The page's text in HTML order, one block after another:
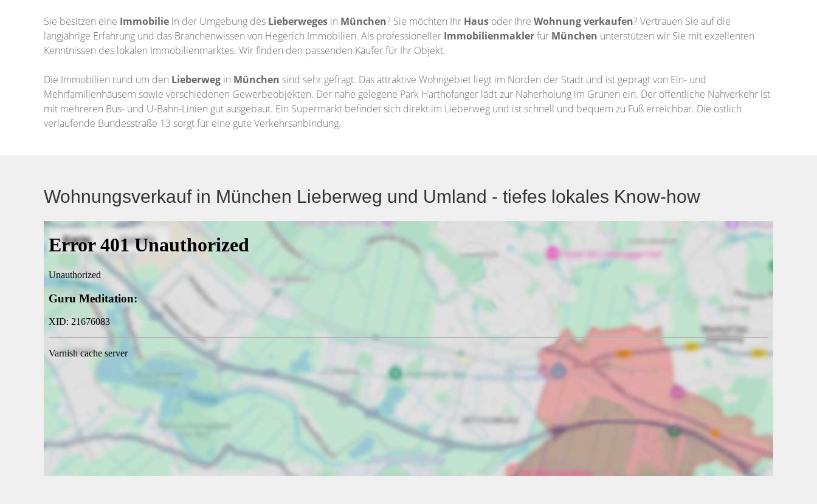
Sie besitzen eine Immobilie in der Umgebung des Lieberweges in München? Sie möchten Ihr Haus oder Ihre Wohnungverkaufen? Vertrauen Sie auf die
langjährige Erfahrung und das Branchenwissen von Hegerich Immobilien. Als professioneller Immobilienmaklerfür München unterstützen wir Sie mit exzellenten
Kenntnissen des lokalen Immobilienmarktes. Wir finden den passenden Käufer für Ihr Objekt.
Die Immobilien rund um den Lieberweg in München sind sehr gefragt. Das attraktive Wohngebiet liegt im Norden der Stadt und ist geprägt von Ein- und
Mehrfamilienhäusern sowie verschiedenen Gewerbeobjekten. Der nahe gelegene Park Harthofanger lädt zur Naherholung im Grünen ein. Der öffentliche Nahverkehr ist
mit mehreren Bus- und U-Bahn-Linien gut ausgebaut. Ein Supermarkt befindet sich direkt im Lieberweg und ist schnell und bequem zu Fuß erreichbar. Die östlich
verlaufende Bundesstraße 13 sorgt für eine gute Verkehrsanbindung.
Wohnungsverkauf in München Lieberweg und Umland - tiefes lokales Know-how